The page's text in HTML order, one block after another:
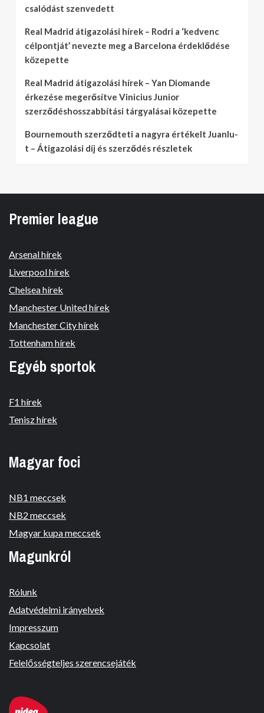
csalódást szenvedett
Real Madrid átigazolási hírek – Rodri a ‘kedvenc
célpontját’ nevezte meg a Barcelona érdeklődése
közepette
Real Madrid átigazolási hírek – Yan Diomande
érkezése megerősítve Vinicius Junior
szerződéshosszabbítási tárgyalásai közepette
Bournemouth szerződteti a nagyra értékelt Juanlu-
t – Átigazolási díj és szerződés részletek
Premier league
Arsenal hírek
Liverpool hírek
Chelsea hírek
Manchester United hírek
Manchester City hírek
Tottenham hírek
Egyéb sportok
F1 hírek
Tenisz hírek
Magyar foci
NB1 meccsek
NB2 meccsek
Magyar kupa meccsek
Magunkról
Rólunk
Adatvédelmi irányelvek
Impresszum
Kapcsolat
Felelősségteljes szerencsejáték